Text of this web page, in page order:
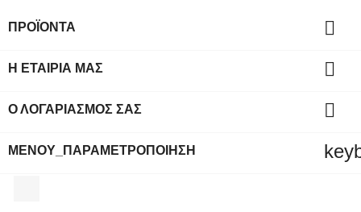
ΠΡΟΪΌΝΤΑ 
Η ΕΤΑΙΡΊΑ ΜΑΣ 
Ο ΛΟΓΑΡΙΑΣΜΌΣ ΣΑΣ 
ΜΕΝΟΎ_ΠΑΡΑΜΕΤΡΟΠΟΊΗΣΗ